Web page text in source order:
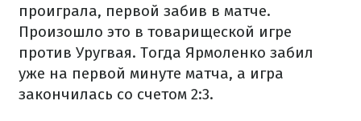
проиграла, первой забив в матче.
Произошло это в товарищеской игре
против Уругвая. Тогда Ярмоленко забил
уже на первой минуте матча, а игра
закончилась со счетом 2:3.